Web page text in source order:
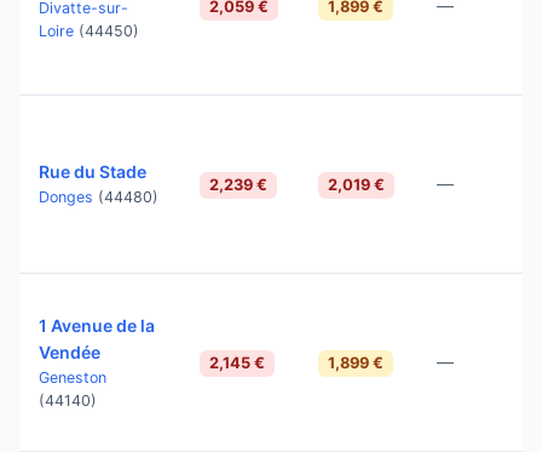
Divatte-sur-
Loire (44450)
2,059 € 1,899 € —
Rue du Stade
Donges (44480)
2,239 € 2,019 € —
1 Avenue de la
Vendée
Geneston
(44140)
2,145 € 1,899 € —